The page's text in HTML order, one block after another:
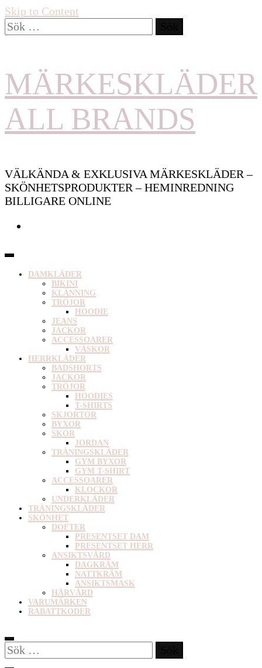
Skip to Content
Sök
efter:
MÄRKESKLÄDER
ALL BRANDS
VÄLKÄNDA & EXKLUSIVA MÄRKESKLÄDER –
SKÖNHETSPRODUKTER – HEMINREDNING
BILLIGARE ONLINE
DAMKLÄDER
BIKINI
KLÄNNING
TRÖJOR
HOODIE
JEANS
JACKOR
ACCESSOARER
VÄSKOR
HERRKLÄDER
BADSHORTS
JACKOR
TRÖJOR
HOODIES
T-SHIRTS
SKJORTOR
BYXOR
SKOR
JORDAN
TRÄNINGSKLÄDER
GYM BYXOR
GYM T-SHIRT
ACCESSOARER
KLOCKOR
UNDERKLÄDER
TRÄNINGSKLÄDER
SKÖNHET
DOFTER
PRESENTSET DAM
PRESENTSET HERR
ANSIKTSVÅRD
DAGKRÄM
NATTKRÄM
ANSIKTSMASK
HÅRVÅRD
VARUMÄRKEN
RABATTKODER
Sök
efter: